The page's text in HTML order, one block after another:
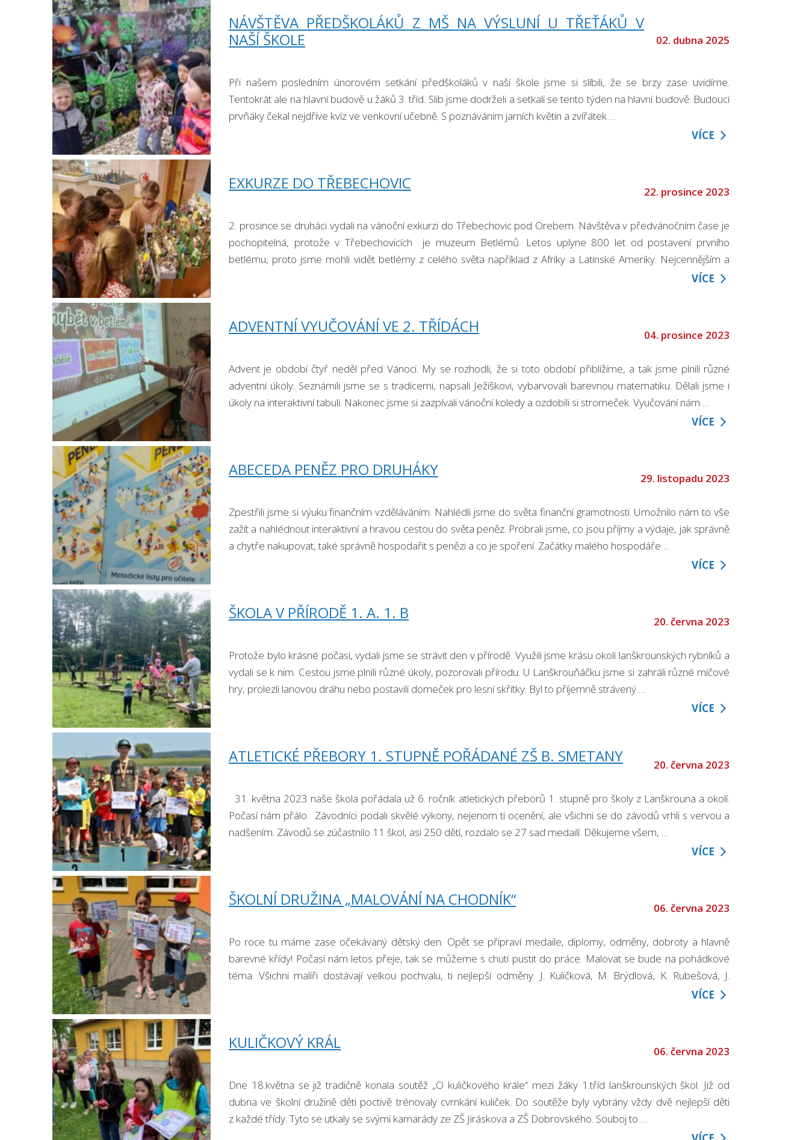
NÁVŠTĚVA PŘEDŠKOLÁKŮ Z MŠ NA VÝSLUNÍ U TŘEŤÁKŮ V
NAŠÍ ŠKOLE
02. dubna 2025
Při našem posledním únorovém setkání předškoláků v naší škole jsme si slíbili, že se brzy zase uvidíme.
Tentokrát ale na hlavní budově u žáků 3. tříd. Slib jsme dodrželi a setkali se tento týden na hlavní budově. Budoucí
prvňáky čekal nejdříve kvíz ve venkovní učebně. S poznáváním jarních květin a zvířátek …
VÍCE
EXKURZE DO TŘEBECHOVIC 22. prosince 2023
2. prosince se druháci vydali na vánoční exkurzi do Třebechovic pod Orebem. Návštěva v předvánočním čase je
pochopitelná, protože v Třebechovicích je muzeum Betlémů. Letos uplyne 800 let od postavení prvního
betlému, proto jsme mohli vidět betlémy z celého světa například z Afriky a Latinské Ameriky. Nejcennějším a
VÍCE
ADVENTNÍ VYUČOVÁNÍ VE 2. TŘÍDÁCH 04. prosince 2023
Advent je období čtyř neděl před Vánoci. My se rozhodli, že si toto období přiblížíme, a tak jsme plnili různé
adventní úkoly. Seznámili jsme se s tradicemi, napsali Ježíškovi, vybarvovali barevnou matematiku. Dělali jsme i
úkoly na interaktivní tabuli. Nakonec jsme si zazpívali vánoční koledy a ozdobili si stromeček. Vyučování nám …
VÍCE
ABECEDA PENĚZ PRO DRUHÁKY 29. listopadu 2023
Zpestřili jsme si výuku finančním vzděláváním. Nahlédli jsme do světa finanční gramotnosti. Umožnilo nám to vše
zažít a nahlédnout interaktivní a hravou cestou do světa peněz. Probrali jsme, co jsou příjmy a výdaje, jak správně
a chytře nakupovat, také správně hospodařit s penězi a co je spoření. Začátky malého hospodáře …
VÍCE
ŠKOLA V PŘÍRODĚ 1. A. 1. B 20. června 2023
Protože bylo krásné počasí, vydali jsme se strávit den v přírodě. Využili jsme krásu okolí lanškrounských rybníků a
vydali se k nim. Cestou jsme plnili různé úkoly, pozorovali přírodu. U Lanškrouňáčku jsme si zahráli různé míčové
hry, prolezli lanovou dráhu nebo postavili domeček pro lesní skřítky. Byl to příjemně strávený …
VÍCE
ATLETICKÉ PŘEBORY 1. STUPNĚ POŘÁDANÉ ZŠ B. SMETANY 20. června 2023
31. května 2023 naše škola pořádala už 6. ročník atletických přeborů 1. stupně pro školy z Lanškrouna a okolí.
Počasí nám přálo. Závodníci podali skvělé výkony, nejenom ti ocenění, ale všichni se do závodů vrhli s vervou a
nadšením. Závodů se zúčastnilo 11 škol, asi 250 dětí, rozdalo se 27 sad medailí. Děkujeme všem, …
VÍCE
ŠKOLNÍ DRUŽINA „MALOVÁNÍ NA CHODNÍK“ 06. června 2023
Po roce tu máme zase očekávaný dětský den. Opět se připraví medaile, diplomy, odměny, dobroty a hlavně
barevné křídy! Počasí nám letos přeje, tak se můžeme s chutí pustit do práce. Malovat se bude na pohádkové
téma. Všichni malíři dostávají velkou pochvalu, ti nejlepší odměny. J. Kuličková, M. Brýdlová, K. Rubešová, J.
VÍCE
KULIČKOVÝ KRÁL 06. června 2023
Dne 18.května se již tradičně konala soutěž „O kuličkového krále“ mezi žáky 1.tříd lanškrounských škol. Již od
dubna ve školní družině děti poctivě trénovaly cvrnkání kuliček. Do soutěže byly vybrány vždy dvě nejlepší děti
z každé třídy. Tyto se utkaly se svými kamarády ze ZŠ Jiráskova a ZŠ Dobrovského. Souboj to …